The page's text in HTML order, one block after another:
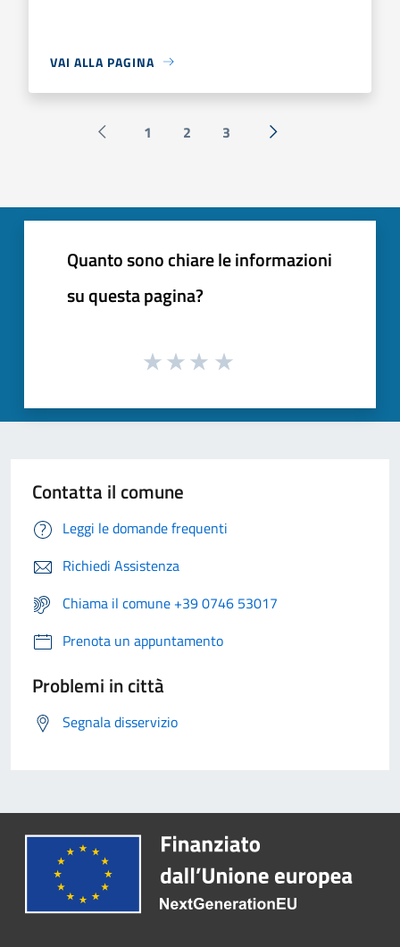
VAI ALLA PAGINA
Pagina precedente
1 2 3 Successiva »
Quanto sono chiare le informazioni
su questa pagina?
Contatta il comune
Leggi le domande frequenti
Richiedi Assistenza
Chiama il comune +39 0746 53017
Prenota un appuntamento
Problemi in città
Segnala disservizio